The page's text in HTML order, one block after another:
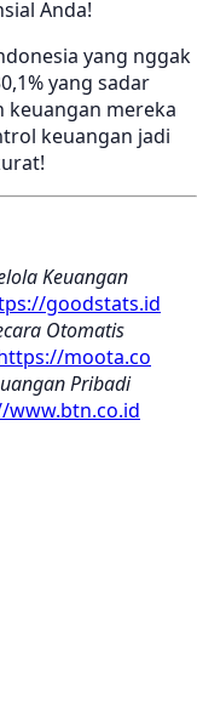
Anda!
yang nggak
yang sadar
keuangan mereka
keuangan jadi
Keuangan
goodstats.id
Otomatis
moota.co
Pribadi
www.btn.co.id